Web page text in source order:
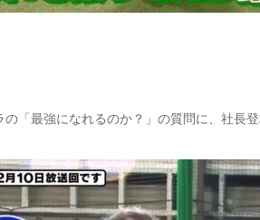
の「最強になれるのか？」の質問に、社長